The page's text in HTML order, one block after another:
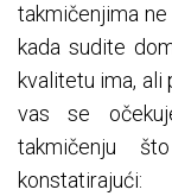
takmičenjima
kada sudite
kvalitetu ima,
vas se
takmičenju
konstatirajući: